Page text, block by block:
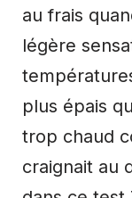
au frais
légère
plus épais
trop chaud
craignait au